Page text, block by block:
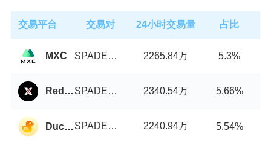
交易平台 交易对 24小时交易量 占比
MXC SPADE币/USDT 2265.84万 5.3%
Reddex SPADE币/USDT 2340.54万 5.66%
DuckyDeFi SPADE币/USDT 2240.94万 5.54%